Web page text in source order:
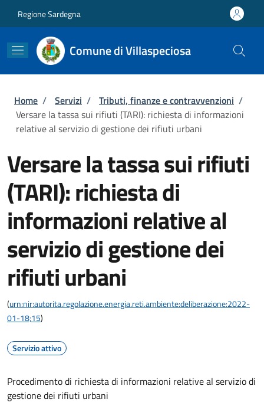
Regione Sardegna
Comune di Villaspeciosa
Briciole di pane
Home / Servizi / Tributi, finanze e contravvenzioni /
Versare la tassa sui rifiuti (TARI): richiesta di informazioni
relative al servizio di gestione dei rifiuti urbani
Versare la tassa sui rifiuti
(TARI): richiesta di
informazioni relative al
servizio di gestione dei
rifiuti urbani
(urn:nir:autorita.regolazione.energia.reti.ambiente:deliberazione:2022-
01-18;15)
Servizio attivo
Procedimento di richiesta di informazioni relative al servizio di
gestione dei rifiuti urbani